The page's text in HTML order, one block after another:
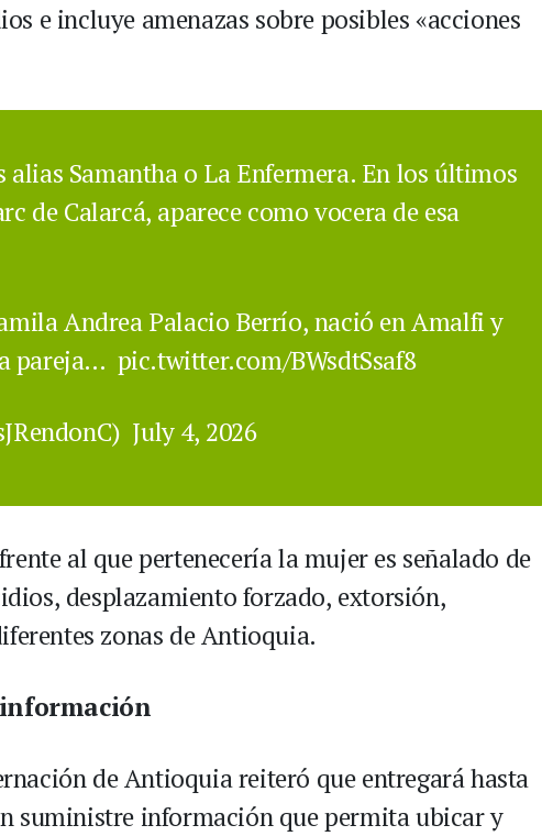
e incluye amenazas sobre posibles «acciones
alias Samantha o La Enfermera. En los últimos
de Calarcá, aparece como vocera de esa
Andrea Palacio Berrío, nació en Amalfi y
pareja… pic.twitter.com/BWsdtSsaf8
July 4, 2026
al que pertenecería la mujer es señalado de
desplazamiento forzado, extorsión,
zonas de Antioquia.
de Antioquia reiteró que entregará hasta
suministre información que permita ubicar y